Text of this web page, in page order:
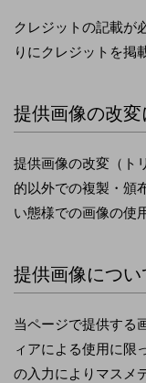
クレジットの記載が
りにクレジットを掲
提供画像の改
提供画像の改変（ト
的以外での複製・頒
い態様での画像の使
提供画像につい
当ページで提供する
ィアによる使用に限
の入力によりマスメ